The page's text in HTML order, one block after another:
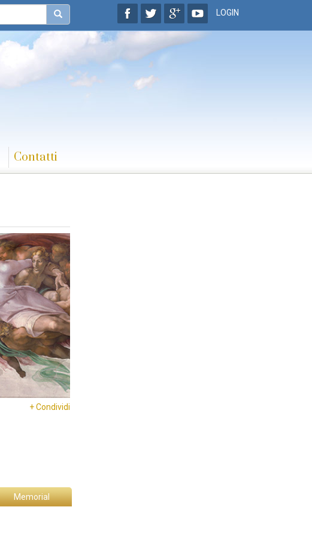
LOGIN
Contatti
+ Condividi
Memorial